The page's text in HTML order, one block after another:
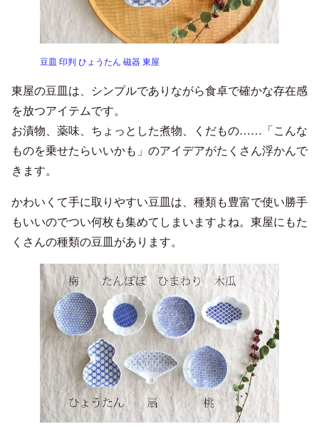
豆皿 印判 ひょうたん 磁器 東屋
東屋の豆皿は、シンプルでありながら食卓で確かな存在感
を放つアイテムです。
お漬物、薬味、ちょっとした煮物、くだもの……「こんな
ものを乗せたらいいかも」のアイデアがたくさん浮かんで
きます。
かわいくて手に取りやすい豆皿は、種類も豊富で使い勝手
もいいのでつい何枚も集めてしまいますよね。東屋にもた
くさんの種類の豆皿があります。